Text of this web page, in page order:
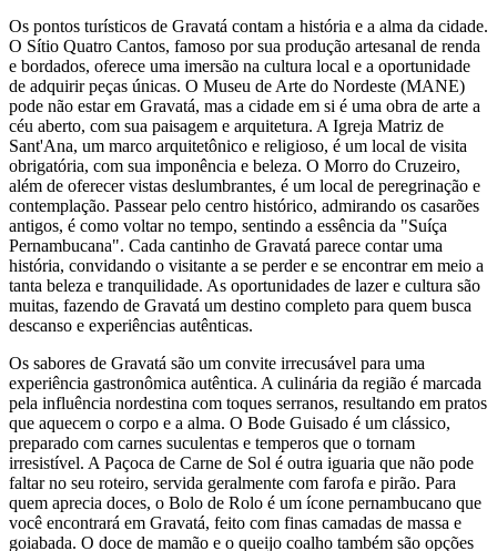
Os pontos turísticos de Gravatá contam a história e a alma da cidade.
O Sítio Quatro Cantos, famoso por sua produção artesanal de renda
e bordados, oferece uma imersão na cultura local e a oportunidade
de adquirir peças únicas. O Museu de Arte do Nordeste (MANE)
pode não estar em Gravatá, mas a cidade em si é uma obra de arte a
céu aberto, com sua paisagem e arquitetura. A Igreja Matriz de
Sant'Ana, um marco arquitetônico e religioso, é um local de visita
obrigatória, com sua imponência e beleza. O Morro do Cruzeiro,
além de oferecer vistas deslumbrantes, é um local de peregrinação e
contemplação. Passear pelo centro histórico, admirando os casarões
antigos, é como voltar no tempo, sentindo a essência da "Suíça
Pernambucana". Cada cantinho de Gravatá parece contar uma
história, convidando o visitante a se perder e se encontrar em meio a
tanta beleza e tranquilidade. As oportunidades de lazer e cultura são
muitas, fazendo de Gravatá um destino completo para quem busca
descanso e experiências autênticas.
Os sabores de Gravatá são um convite irrecusável para uma
experiência gastronômica autêntica. A culinária da região é marcada
pela influência nordestina com toques serranos, resultando em pratos
que aquecem o corpo e a alma. O Bode Guisado é um clássico,
preparado com carnes suculentas e temperos que o tornam
irresistível. A Paçoca de Carne de Sol é outra iguaria que não pode
faltar no seu roteiro, servida geralmente com farofa e pirão. Para
quem aprecia doces, o Bolo de Rolo é um ícone pernambucano que
você encontrará em Gravatá, feito com finas camadas de massa e
goiabada. O doce de mamão e o queijo coalho também são opções